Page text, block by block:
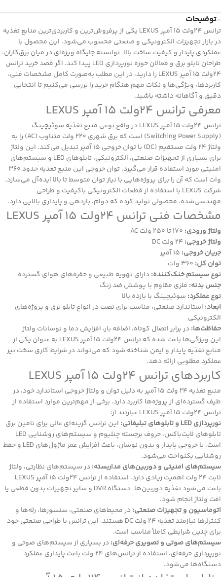
توضیحات
ترانس 24ولت 15 آمپر LEXUS یکی از پرفروش‌ترین و کاربردی‌ترین منابع تغذیه
در بازار تجهیزات الکترونیکی و صنعتی محسوب می‌شود. این محصول با
عملکردی پایدار و کیفیت ساخت بالا، توانسته جایگاه ویژه‌ای در میان برق‌کاران،
طراحان تابلو برق و فعالان حوزه نورپردازی LED پیدا کند. اگر قصد خرید ترانس
24ولت 15 آمپر LEXUS را دارید، در این مطلب به‌صورت کامل مشخصات فنی،
کاربردها، ویژگی‌ها و نکات مهم هنگام خرید را بررسی می‌کنیم تا انتخابی
دقیق و آگاهانه داشته باشید.
معرفی ترانس 24ولت 15 آمپر LEXUS
ترانس 24ولت
15 آمپر LEXUS در واقع نوعی منبع تغذیه سوئیچینگ
(Switching Power Supply) است که برق شهری 220 ولت متناوب (AC) را به
ولتاژ 24 ولت مستقیم (DC) با توان خروجی 15 آمپر تبدیل می‌کند. این ولتاژ
برای بسیاری از تجهیزات صنعتی، الکترونیکی، تابلوهای LED و سیستم‌های
امنیتی مورد استفاده قرار می‌گیرد. توان خروجی این منبع تغذیه حدود 360
وات است که آن را برای پروژه‌هایی با نیاز توان متوسط تا بالا ایده‌آل می‌سازد.
شرکت LEXUS با استفاده از قطعات الکترونیکی باکیفیت و طراحی
مهندسی‌شده، محصولی تولید کرده که دوام، بازدهی و پایداری بالایی دارد.
مشخصات فنی ترانس 24ولت 15 آمپر LEXUS
ولتاژ ورودی:
ولتاژ خروجی:
جریان خروجی:
توان کل:
نوع سیستم خنک‌کننده:دارای تهویه طبیعی و حفره‌های هوای گسترده
جنس بدنه: فلزی مقاوم با پوشش ضد زنگ
نوع عملکرد: سوئیچینگ با بازده بالا
ابعاد: استاندارد صنعتی، مناسب برای نصب در انواع تابلو برق و پروژه‌های
الکترونیکی
حفاظت‌ها:در برابر اتصال کوتاه، اضافه بار، افزایش دما و نوسانات ولتاژ
این ویژگی‌ها باعث شده کهترانس 24ولت 15 آمپر
LEXUS به عنوان یکی از
منابع تغذیه پایدار و ایمن شناخته شود که می‌تواند در شرایط کاری سخت نیز
عملکرد مطلوبی ارائه دهد.
کاربردهای ترانس 24ولت 15 آمپر LEXUS
منبع تغذیه 24 ولت 15 آمپر به دلیل توان و ولتاژ خروجی استاندارد خود، در
طیف گسترده‌ای از پروژه‌ها کاربرد دارد. برخی از مهم‌ترین موارد استفاده از
ترانس 24ولت 15 آمپر LEXUS عبارتند از:
نورپردازی LED و تابلوهای تبلیغاتی:
این ترانس گزینه‌ای عالی برای تامین برق
تابلوهای لایت‌باکس، حروف برجسته چنلیوم و سیستم‌های روشنایی LED
است. با خروجی پایدار و بدون نوسان، باعث افزایش عمر ماژول‌های LED و حفظ
روشنایی یکنواخت می‌شود.
سیستم‌های امنیتی و دوربین‌های مداربسته:در سیستم‌های نظارتی، ولتاژ
ثابت 24 ولت اهمیت زیادی دارد. استفاده از ترانس 24ولت 15 آمپر LEXUS
باعث می‌شود تغذیه دوربین‌ها، دستگاه DVR و سایر تجهیزات بدون قطعی یا
افت ولتاژ انجام شود.
اتوماسیون و تجهیزات صنعتی:در محیط‌های صنعتی، سنسورها، رله‌ها و
کنترلرها نیازمند تغذیه 24 ولت DC هستند. این ترانس با طراحی صنعتی خود
برای چنین شرایطی کاملاً مناسب است.
سیستم‌های صوتی و تصویری حرفه‌ای:در بسیاری از سیستم‌های صوتی و
نورپردازی حرفه‌ای، استفاده از ترانس‌های 24 ولت باعث پایداری عملکرد
دستگاه‌ها می‌شود.